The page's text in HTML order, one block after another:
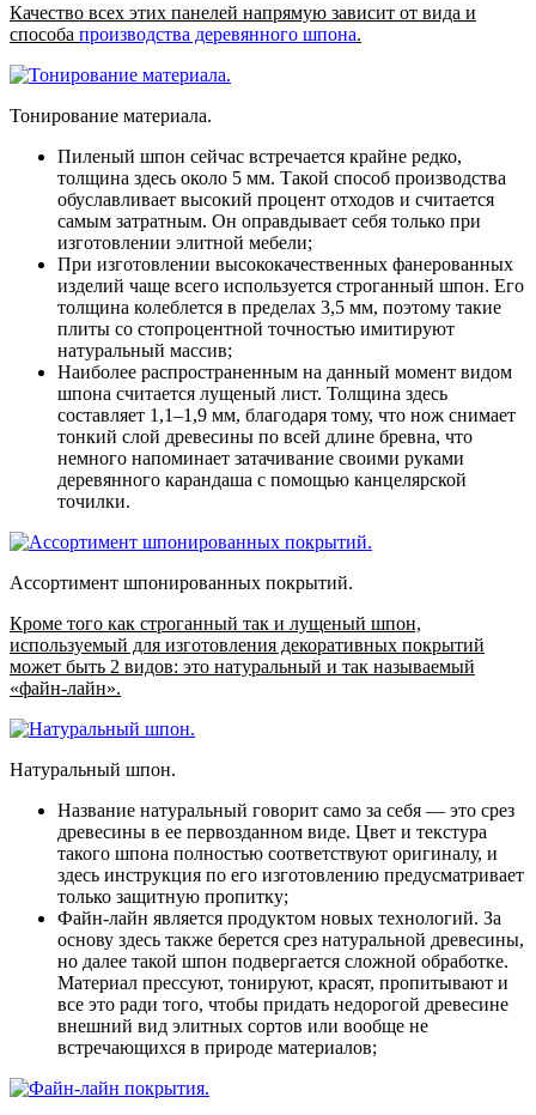
Качество всех этих панелей напрямую зависит от вида и
способа производства деревянного шпона.
Тонирование материала.
Пиленый шпон сейчас встречается крайне редко,
толщина здесь около 5 мм. Такой способ производства
обуславливает высокий процент отходов и считается
самым затратным. Он оправдывает себя только при
изготовлении элитной мебели;
При изготовлении высококачественных фанерованных
изделий чаще всего используется строганный шпон. Его
толщина колеблется в пределах 3,5 мм, поэтому такие
плиты со стопроцентной точностью имитируют
натуральный массив;
Наиболее распространенным на данный момент видом
шпона считается лущеный лист. Толщина здесь
составляет 1,1–1,9 мм, благодаря тому, что нож снимает
тонкий слой древесины по всей длине бревна, что
немного напоминает затачивание своими руками
деревянного карандаша с помощью канцелярской
точилки.
Ассортимент шпонированных покрытий.
Кроме того как строганный так и лущеный шпон,
используемый для изготовления декоративных покрытий
может быть 2 видов: это натуральный и так называемый
«файн-лайн».
Натуральный шпон.
Название натуральный говорит само за себя — это срез
древесины в ее первозданном виде. Цвет и текстура
такого шпона полностью соответствуют оригиналу, и
здесь инструкция по его изготовлению предусматривает
только защитную пропитку;
Файн-лайн является продуктом новых технологий. За
основу здесь также берется срез натуральной древесины,
но далее такой шпон подвергается сложной обработке.
Материал прессуют, тонируют, красят, пропитывают и
все это ради того, чтобы придать недорогой древесине
внешний вид элитных сортов или вообще не
встречающихся в природе материалов;